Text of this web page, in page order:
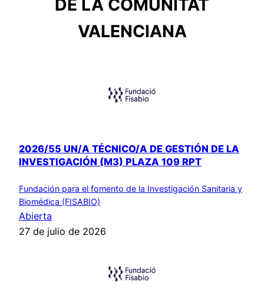
DE LA COMUNITAT
VALENCIANA
2026/55 UN/A TÉCNICO/A DE GESTIÓN DE LA
INVESTIGACIÓN (M3) PLAZA 109 RPT
Fundación para el fomento de la Investigación Sanitaria y
Biomédica (FISABIO)
Abierta
27 de julio de 2026